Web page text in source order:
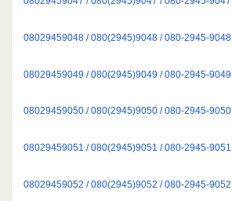
08029459048 / 080(2945)9048 / 080-2945-9048
08029459049 / 080(2945)9049 / 080-2945-9049
08029459050 / 080(2945)9050 / 080-2945-9050
08029459051 / 080(2945)9051 / 080-2945-9051
08029459052 / 080(2945)9052 / 080-2945-9052